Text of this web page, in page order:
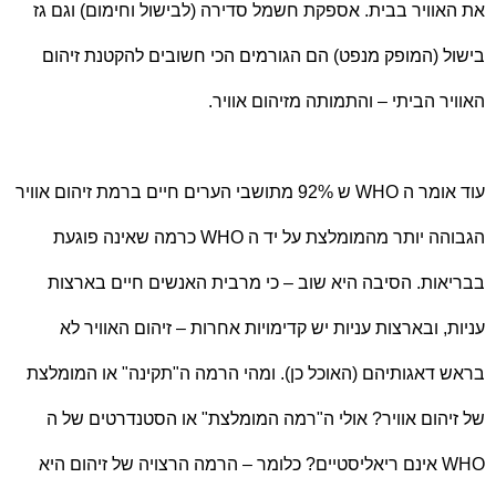
את האוויר בבית. אספקת חשמל סדירה (לבישול וחימום) וגם גז
בישול (המופק מנפט) הם הגורמים הכי חשובים להקטנת זיהום
האוויר הביתי – והתמותה מזיהום אוויר.
עוד אומר ה WHO ש 92% מתושבי הערים חיים ברמת זיהום אוויר
הגבוהה יותר מהמומלצת על יד ה WHO כרמה שאינה פוגעת
בבריאות. הסיבה היא שוב – כי מרבית האנשים חיים בארצות
עניות, ובארצות עניות יש קדימויות אחרות – זיהום האוויר לא
בראש דאגותיהם (האוכל כן). ומהי הרמה ה"תקינה" או המומלצת
של זיהום אוויר? אולי ה"רמה המומלצת" או הסטנדרטים של ה
WHO אינם ריאליסטיים? כלומר – הרמה הרצויה של זיהום היא